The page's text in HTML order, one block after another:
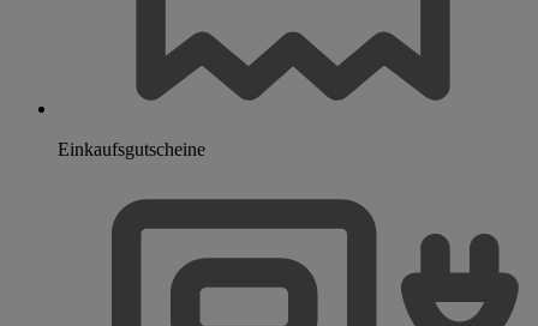
Einkaufsgutscheine